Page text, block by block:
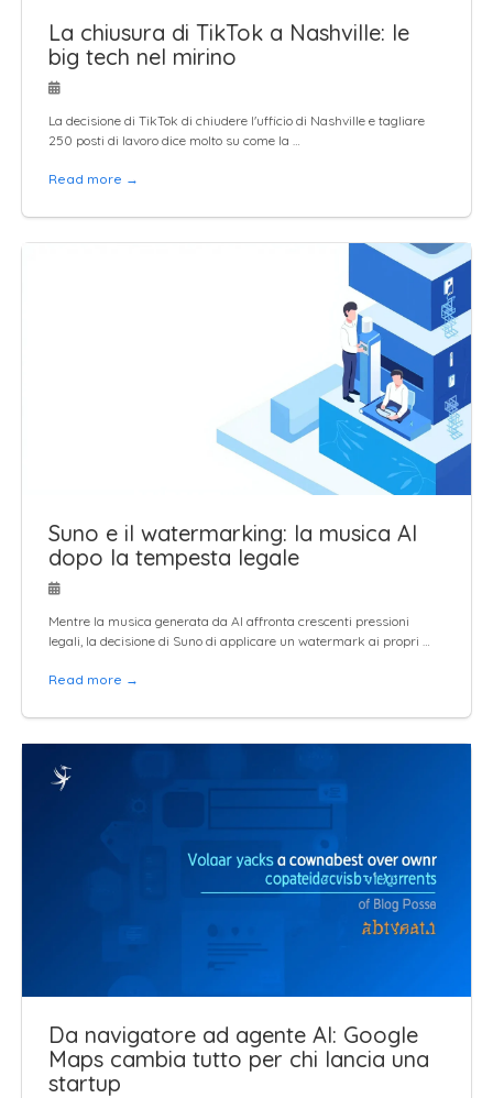
La chiusura di TikTok a Nashville: le
big tech nel mirino
La decisione di TikTok di chiudere l'ufficio di Nashville e tagliare
250 posti di lavoro dice molto su come la …
Read more →
Suno e il watermarking: la musica AI
dopo la tempesta legale
Mentre la musica generata da AI affronta crescenti pressioni
legali, la decisione di Suno di applicare un watermark ai propri …
Read more →
Da navigatore ad agente AI: Google
Maps cambia tutto per chi lancia una
startup